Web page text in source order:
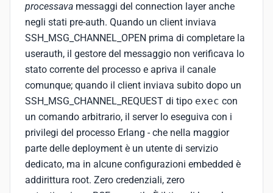
processava messaggi del connection layer anche
negli stati pre-auth. Quando un client inviava
SSH_MSG_CHANNEL_OPEN prima di completare la
userauth, il gestore del messaggio non verificava lo
stato corrente del processo e apriva il canale
comunque; quando il client inviava subito dopo un
SSH_MSG_CHANNEL_REQUEST di tipo exec con
un comando arbitrario, il server lo eseguiva con i
privilegi del processo Erlang - che nella maggior
parte delle deployment è un utente di servizio
dedicato, ma in alcune configurazioni embedded è
addirittura root. Zero credenziali, zero